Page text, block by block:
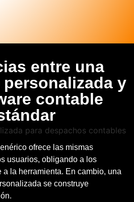
entre una
y
contable
ofrece las mismas
usuarios, obligando a los
la herramienta. En cambio, una
se construye